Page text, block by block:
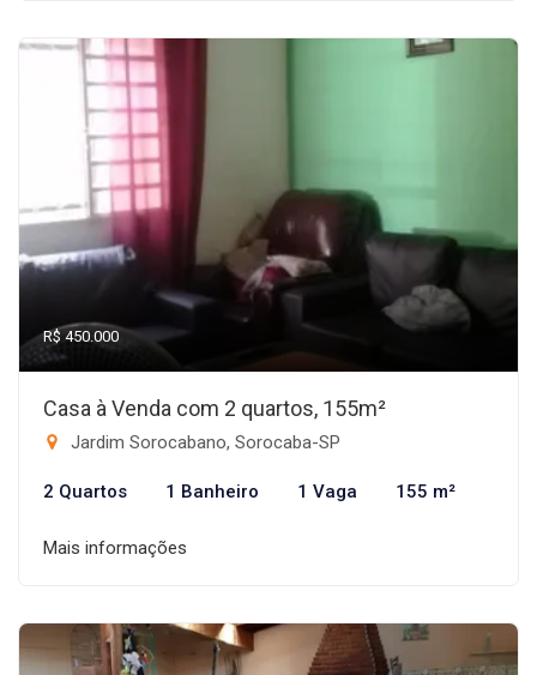
R$ 450.000
Casa à Venda com 2 quartos, 155m²
Jardim Sorocabano, Sorocaba-SP
2 Quartos 1 Banheiro 1 Vaga 155 m²
Mais informações